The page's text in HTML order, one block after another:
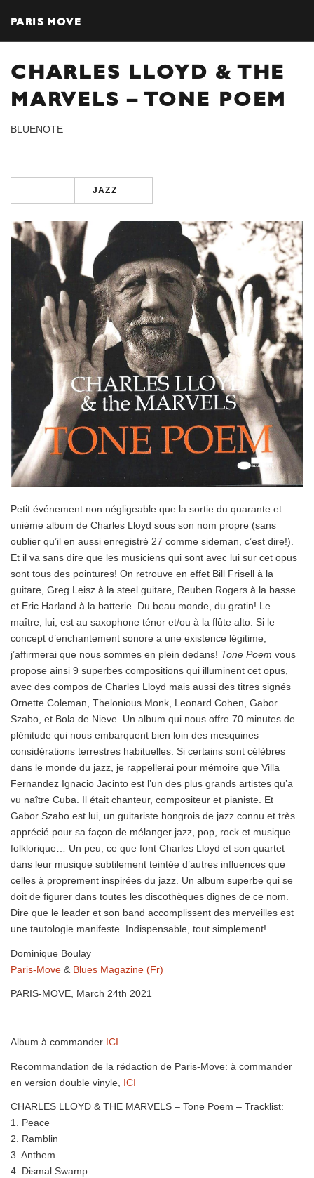
PARIS MOVE
CHARLES LLOYD & THE
MARVELS – TONE POEM
BLUENOTE
JAZZ
Petit événement non négligeable que la sortie du quarante et
unième album de Charles Lloyd sous son nom propre (sans
oublier qu’il en aussi enregistré 27 comme sideman, c’est dire!).
Et il va sans dire que les musiciens qui sont avec lui sur cet opus
sont tous des pointures! On retrouve en effet Bill Frisell à la
guitare, Greg Leisz à la steel guitare, Reuben Rogers à la basse
et Eric Harland à la batterie. Du beau monde, du gratin! Le
maître, lui, est au saxophone ténor et/ou à la flûte alto. Si le
concept d’enchantement sonore a une existence légitime,
j’affirmerai que nous sommes en plein dedans! Tone Poem vous
propose ainsi 9 superbes compositions qui illuminent cet opus,
avec des compos de Charles Lloyd mais aussi des titres signés
Ornette Coleman, Thelonious Monk, Leonard Cohen, Gabor
Szabo, et Bola de Nieve. Un album qui nous offre 70 minutes de
plénitude qui nous embarquent bien loin des mesquines
considérations terrestres habituelles. Si certains sont célèbres
dans le monde du jazz, je rappellerai pour mémoire que Villa
Fernandez Ignacio Jacinto est l’un des plus grands artistes qu’a
vu naître Cuba. Il était chanteur, compositeur et pianiste. Et
Gabor Szabo est lui, un guitariste hongrois de jazz connu et très
apprécié pour sa façon de mélanger jazz, pop, rock et musique
folklorique… Un peu, ce que font Charles Lloyd et son quartet
dans leur musique subtilement teintée d’autres influences que
celles à proprement inspirées du jazz. Un album superbe qui se
doit de figurer dans toutes les discothèques dignes de ce nom.
Dire que le leader et son band accomplissent des merveilles est
une tautologie manifeste. Indispensable, tout simplement!
Dominique Boulay
Paris-Move & Blues Magazine (Fr)
PARIS-MOVE, March 24th 2021
::::::::::::::::
Album à commander ICI
Recommandation de la rédaction de Paris-Move: à commander
en version double vinyle, ICI
CHARLES LLOYD & THE MARVELS – Tone Poem – Tracklist:
1. Peace
2. Ramblin
3. Anthem
4. Dismal Swamp